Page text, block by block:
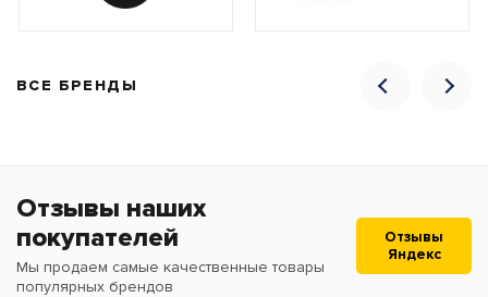
ВСЕ БРЕНДЫ
Отзывы наших
покупателей
Мы продаем самые качественные товары
популярных брендов
Отзывы
Яндекс